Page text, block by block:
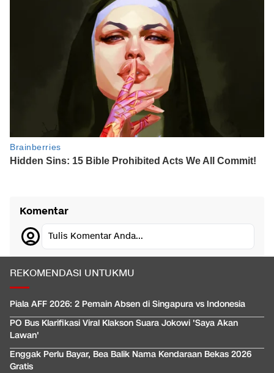
Komentar
Tulis Komentar Anda...
REKOMENDASI UNTUKMU
Piala AFF 2026: 2 Pemain Absen di Singapura vs Indonesia
PO Bus Klarifikasi Viral Klakson Suara Jokowi 'Saya Akan
Lawan'
Enggak Perlu Bayar, Bea Balik Nama Kendaraan Bekas 2026
Gratis